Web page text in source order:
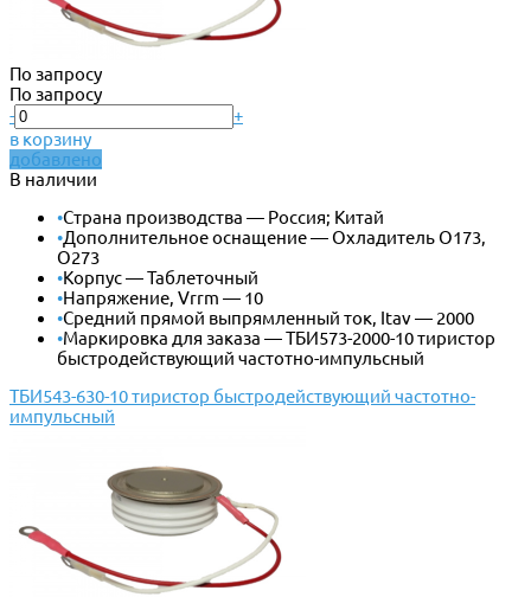
По запросу
По запросу
-
+
в корзину
добавлено
В наличии
•Страна производства — Россия; Китай
•Дополнительное оснащение — Охладитель О173,
О273
•Корпус — Таблеточный
•Напряжение, Vrrm — 10
•Средний прямой выпрямленный ток, Itav — 2000
•Маркировка для заказа — ТБИ573-2000-10 тиристор
быстродействующий частотно-импульсный
ТБИ543-630-10 тиристор быстродействующий частотно-
импульсный